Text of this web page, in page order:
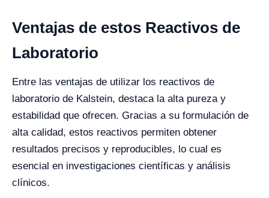
Ventajas de estos Reactivos de
Laboratorio
Entre las ventajas de utilizar los reactivos de
laboratorio de Kalstein, destaca la alta pureza y
estabilidad que ofrecen. Gracias a su formulación de
alta calidad, estos reactivos permiten obtener
resultados precisos y reproducibles, lo cual es
esencial en investigaciones científicas y análisis
clínicos.